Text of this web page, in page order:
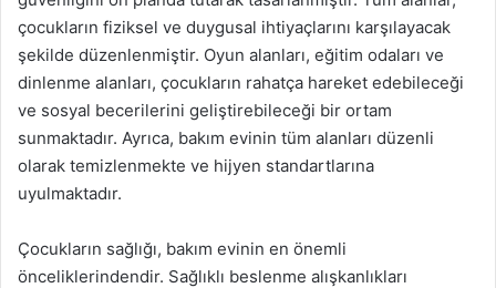
çocukların fiziksel ve duygusal ihtiyaçlarını karşılayacak
şekilde düzenlenmiştir. Oyun alanları, eğitim odaları ve
dinlenme alanları, çocukların rahatça hareket edebileceği
ve sosyal becerilerini geliştirebileceği bir ortam
sunmaktadır. Ayrıca, bakım evinin tüm alanları düzenli
olarak temizlenmekte ve hijyen standartlarına
uyulmaktadır.
Çocukların sağlığı, bakım evinin en önemli
önceliklerindendir. Sağlıklı beslenme alışkanlıkları